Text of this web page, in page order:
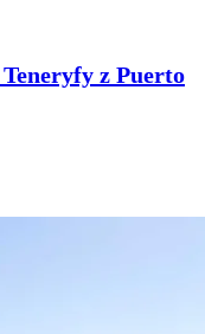
z Puerto